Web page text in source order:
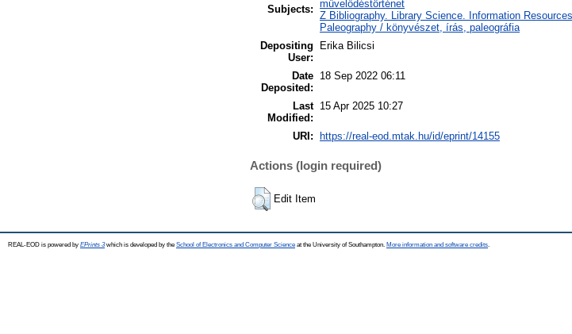
Subjects: művelődéstörténet
Z Bibliography. Library Science. Information
Paleography / könyvészet, írás, paleográfia
Depositing
User:
Erika Bilicsi
Date
Deposited:
18 Sep 2022 06:11
Last
Modified:
15 Apr 2025 10:27
URI: https://real-eod.mtak.hu/id/eprint/14155
Actions (login required)
Edit Item
REAL-EOD is powered by EPrints 3which is developed by the School of Electronics and Computer Science at the University of Southampton. More information and software credits